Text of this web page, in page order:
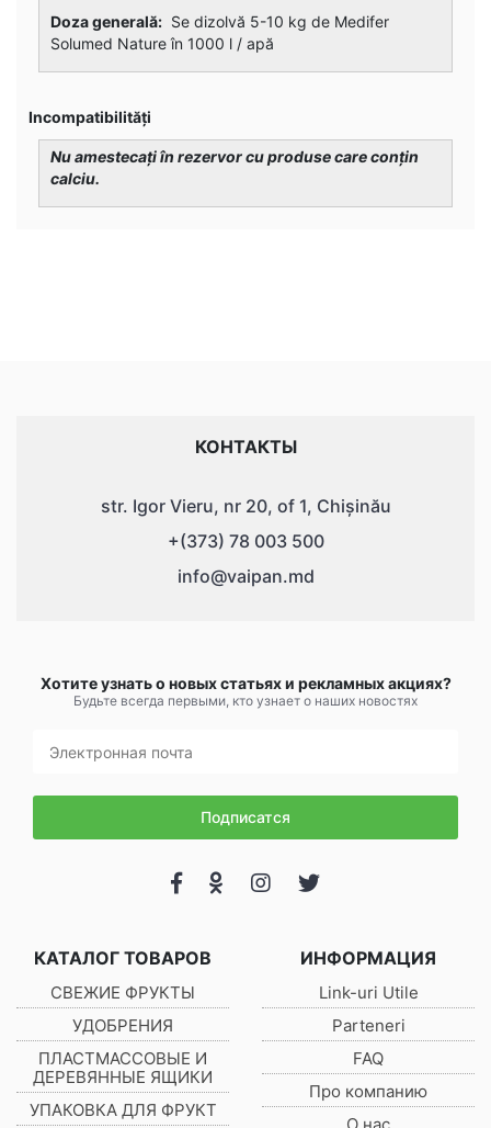
Doza generală: Se dizolvă 5-10 kg de Medifer
Solumed Nature în 1000 l / apă
Incompatibilități
Nu amestecați în rezervor cu produse care conțin
calciu.
КАТАЛОГ ТОВАРОВ
СВЕЖИЕ ФРУКТЫ
УДОБРЕНИЯ
ПЛАСТМАССОВЫЕ И
ДЕРЕВЯННЫЕ ЯЩИКИ
УПАКОВКА ДЛЯ ФРУКТ
ИНФОРМАЦИЯ
Link-uri Utile
Parteneri
FAQ
Про компанию
КОНТАКТЫ
str. Igor Vieru, nr 20, of 1, Chișinău
+(373) 78 003 500
info@vaipan.md
Хотите узнать о новых статьях и рекламных акциях?
Будьте всегда первыми, кто узнает о наших новостях
Подписатся